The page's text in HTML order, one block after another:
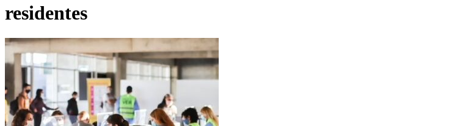
residentes